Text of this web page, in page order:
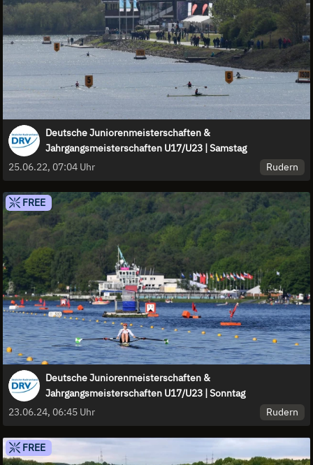
Deutsche Juniorenmeisterschaften &
Jahrgangsmeisterschaften U17/U23 | Samstag
25.06.22, 07:04 Uhr
Rudern
FREE
Deutsche Juniorenmeisterschaften &
Jahrgangsmeisterschaften U17/U23 | Sonntag
23.06.24, 06:45 Uhr
Rudern
FREE